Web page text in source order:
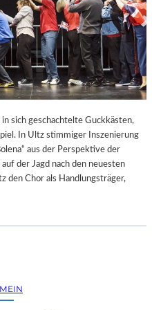
S
T
E
R
F
E
S
S
P
I
E
L
sich geschachtelte Guckkästen,
In Ultz stimmiger Inszenierung
aus der Perspektive der
der Jagd nach den neuesten
den Chor als Handlungsträger,